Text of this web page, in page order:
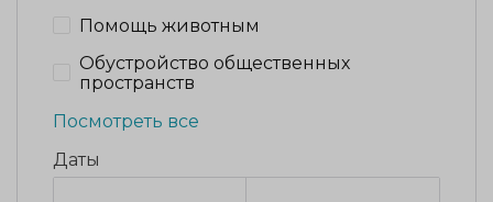
Помощь животным
Обустройство общественных
пространств
Посмотреть все
Даты